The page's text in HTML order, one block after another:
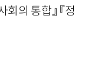
의 통합』 『정